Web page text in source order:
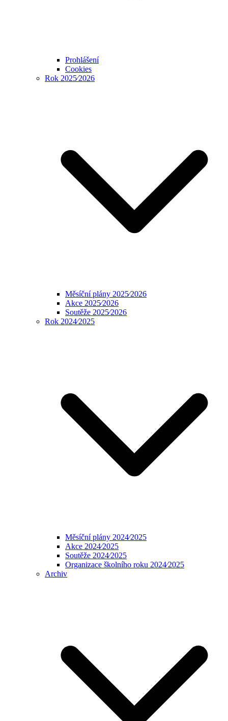
Prohlášení
Cookies
Rok 2025⁄2026
Měsíční plány 2025⁄2026
Akce 2025⁄2026
Soutěže 2025⁄2026
Rok 2024⁄2025
Měsíční plány 2024⁄2025
Akce 2024⁄2025
Soutěže 2024⁄2025
Organizace školního roku 2024⁄2025
Archiv